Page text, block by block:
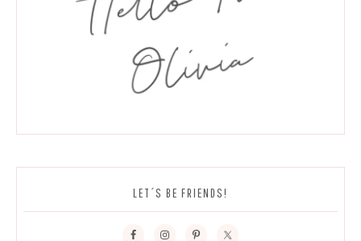
LET´S BE FRIENDS!